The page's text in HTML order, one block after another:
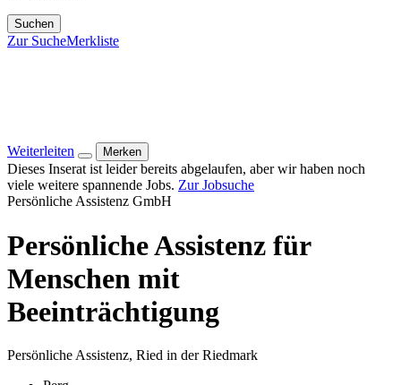
Suchen
Zur SucheMerkliste
Weiterleiten Merken
Dieses Inserat ist leider bereits abgelaufen, aber wir haben noch
viele weitere spannende Jobs. Zur Jobsuche
Persönliche Assistenz GmbH
Persönliche Assistenz für
Menschen mit
Beeinträchtigung
Persönliche Assistenz, Ried in der Riedmark